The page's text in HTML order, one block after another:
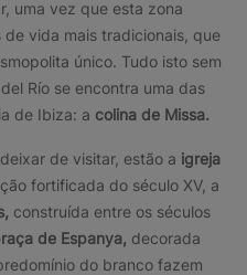
uma vez que esta zona
vida mais tradicionais, que
único. Tudo isto sem
Río se encontra uma das
de Ibiza: a colina de Missa.
de visitar, estão a igreja
fortificada do século XV, a
construída entre os séculos
de Espanya, decorada
do branco fazem